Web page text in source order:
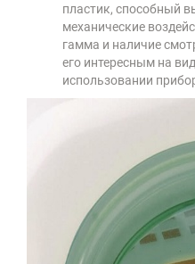
пластик, способный
механические
гамма и наличие
его интересным на
использовании